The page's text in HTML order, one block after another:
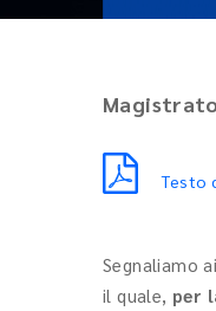
Testo
Segnaliamo
il quale, per